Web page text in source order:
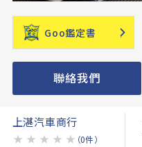
Goo鑑定書
聯絡我們
上湛汽車商行
★ ★ ★ ★ ★ （0件）